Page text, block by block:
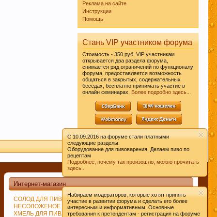
этот
датами,
пивовары в
C 10.09.2016 на форуме стали платными
следующие разделы:
Оборудование для пивоварения, Делаем пиво по
рецептам
Подробнее, почему так произошло, можно прочитать
здесь...
Набираем модераторов, которые хотят принять
участие в развитии форума и сделать его более
интересным и информативным. Основные
требования к претендентам - регистрация на форуме
Реклама на сайте
Инструкции
Помощь
Стань VIP участником форума
Стоимость - 350 руб. VIP участникам
открывается два раздела форума,
снимается ряд ограничений по функционалу
форума, предоставляется возможность
общаться в закрытых, содержательных
беседах, бесплатно принимать участие в
онлайн семинарах.
Более подробно здесь...
Интернет-магазин
СОЛОД ДЛЯ ПИВОВАРЕНИЯ
НЕСОЛОЖЕНОЕ СЫРЬЁ
ХМЕЛЬ ДЛЯ ПИВА
ДРОЖЖИ ПИВОВАРЕННЫЕ
СПЕЦИИ
ИЗМЕЛЬЧЕНИЕ СОЛОДА